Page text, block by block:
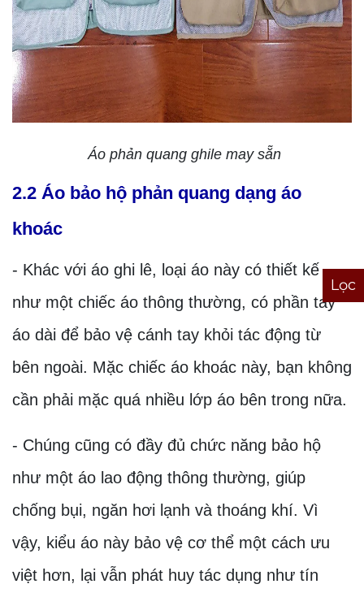
Áo phản quang ghile may sẵn
2.2 Áo bảo hộ phản quang dạng áo
khoác
- Khác với áo ghi lê, loại áo này có thiết kế
như một chiếc áo thông thường, có phần tay
áo dài để bảo vệ cánh tay khỏi tác động từ
bên ngoài. Mặc chiếc áo khoác này, bạn không
cần phải mặc quá nhiều lớp áo bên trong nữa.
- Chúng cũng có đầy đủ chức năng bảo hộ
như một áo lao động thông thường, giúp
chống bụi, ngăn hơi lạnh và thoáng khí. Vì
vậy, kiểu áo này bảo vệ cơ thể một cách ưu
việt hơn, lại vẫn phát huy tác dụng như tín
Lọc